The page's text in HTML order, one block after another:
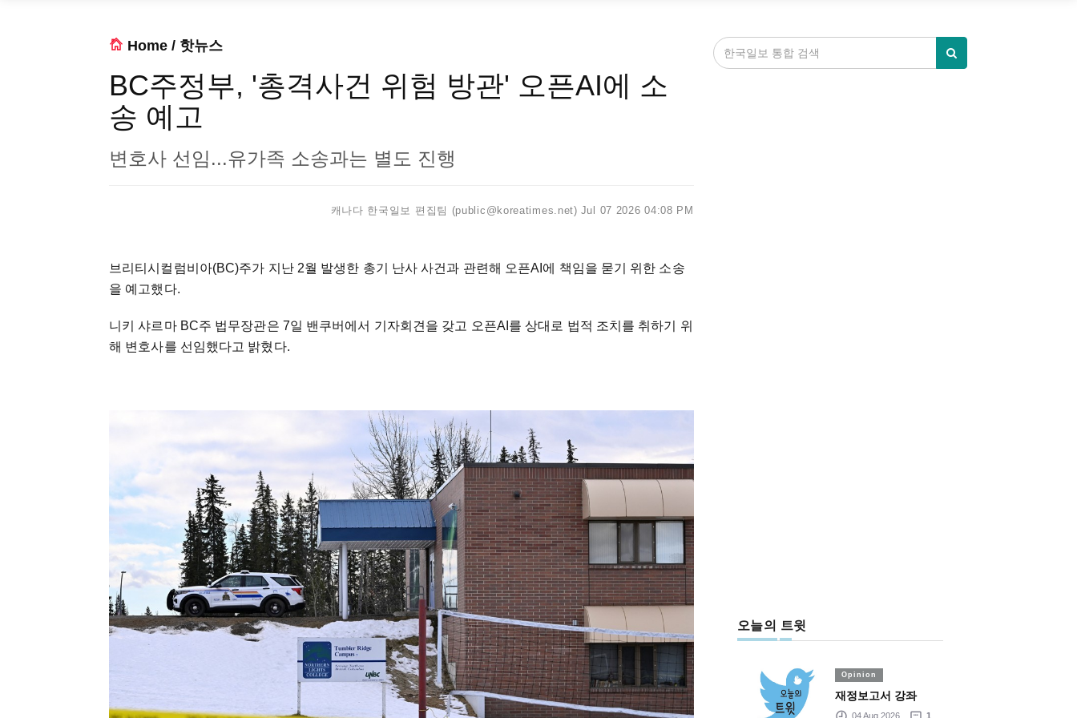
Home / 핫뉴스
BC주정부, '총격사건 위험 방관' 오픈AI에 소
송 예고
변호사 선임...유가족 소송과는 별도 진행
캐나다 한국일보 편집팀 (public@koreatimes.net) Jul 07 2026 04:08 PM
브리티시컬럼비아(BC)주가 지난 2월 발생한 총기 난사 사건과 관련해 오픈AI에 책임을 묻기 위한 소송
을 예고했다.
니키 샤르마 BC주 법무장관은 7일 밴쿠버에서 기자회견을 갖고 오픈AI를 상대로 법적 조치를 취하기 위
해 변호사를 선임했다고 밝혔다.
오늘의 트윗
Opinion
재정보고서 강좌
04 Aug 2026 1